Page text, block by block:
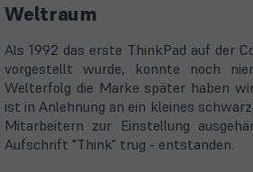
Weltraum
Als 1992 das erste ThinkPad auf der
vorgestellt wurde, konnte noch
Welterfolg die Marke später haben
ist in Anlehnung an ein kleines
Mitarbeitern zur Einstellung
Aufschrift "Think" trug - entstanden.